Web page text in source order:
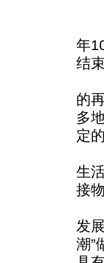
知
年
结束
的
多
定
许
生
接
经
发
潮”